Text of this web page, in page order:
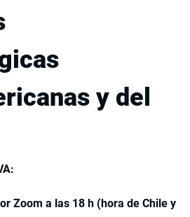
y del
Zoom a las 18 h (hora de Chile y